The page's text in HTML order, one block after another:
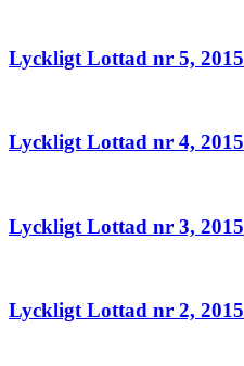
Lyckligt Lottad nr 5, 2015
Lyckligt Lottad nr 4, 2015
Lyckligt Lottad nr 3, 2015
Lyckligt Lottad nr 2, 2015